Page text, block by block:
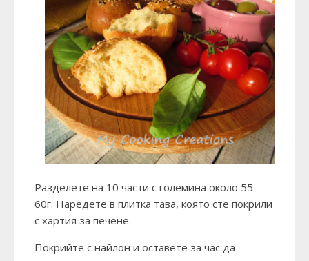
Разделете на 10 части с големина около 55-
60г. Наредете в плитка тава, която сте покрили
с хартия за печене.
Покрийте с найлон и оставете за час да